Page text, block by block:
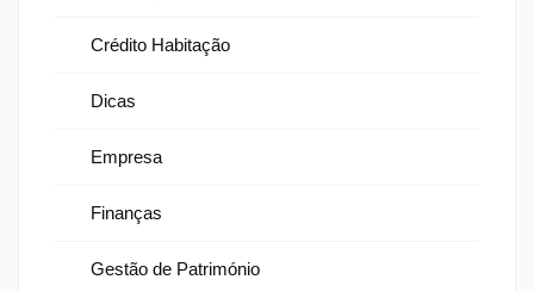
Crédito Habitação
Dicas
Empresa
Finanças
Gestão de Património